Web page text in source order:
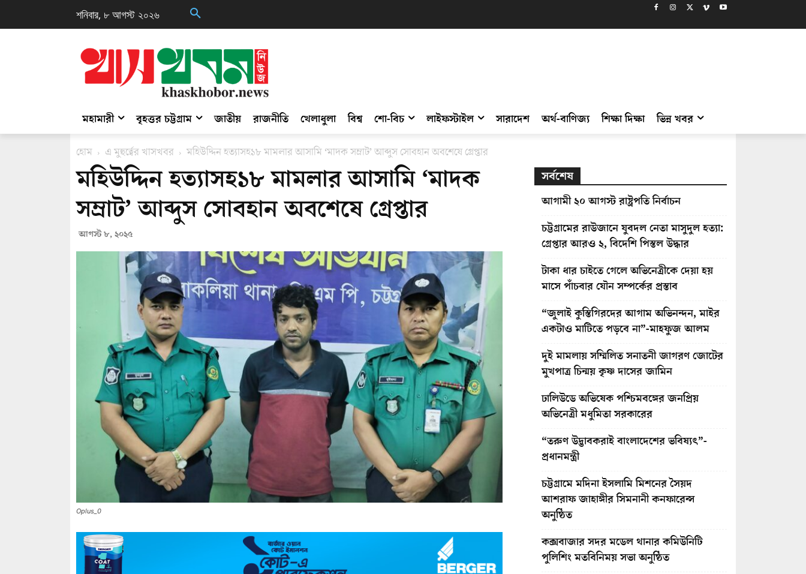
শনিবার, ৮ আগস্ট ২০২৬
মহামারী বৃহত্তর চট্টগ্রাম জাতীয় রাজনীতি খেলাধুলা বিশ্ব শো-বিচ লাইফস্টাইল সারাদেশ অর্থ-বাণিজ্য শিক্ষা দিক্ষা ভিন্ন খবর
হোম এ মুহুর্ত্বের খাসখবর মহিউদ্দিন হত্যাসহ১৮ মামলার আসামি ‘মাদক সম্রাট’ আব্দুস সোবহান অবশেষে গ্রেপ্তার
মহিউদ্দিন হত্যাসহ১৮ মামলার আসামি ‘মাদক
সম্রাট’ আব্দুস সোবহান অবশেষে গ্রেপ্তার
আগস্ট ৮, ২০২৫
Oplus_0
সর্বশেষ
আগামী ২০ আগস্ট রাষ্ট্রপতি নির্বাচন
চট্টগ্রামের রাউজানে যুবদল নেতা মাসুদুল হত্যা:
গ্রেপ্তার আরও ২, বিদেশি পিস্তল উদ্ধার
টাকা ধার চাইতে গেলে অভিনেত্রীকে দেয়া হয়
মাসে পাঁচবার যৌন সম্পর্কের প্রস্তাব
“জুলাই কুস্তিগিরদের আগাম অভিনন্দন, মাইর
একটাও মাটিতে পড়বে না”-মাহফুজ আলম
দুই মামলায় সম্মিলিত সনাতনী জাগরণ জোটের
মুখপাত্র চিন্ময় কৃষ্ণ দাসের জামিন
ঢালিউডে অভিষেক পশ্চিমবঙ্গের জনপ্রিয়
অভিনেত্রী মধুমিতা সরকারের
“তরুণ উদ্ভাবকরাই বাংলাদেশের ভবিষ্যৎ”-
প্রধানমন্ত্রী
চট্টগ্রামে মদিনা ইসলামি মিশনের সৈয়দ
আশরাফ জাহাঙ্গীর সিমনানী কনফারেন্স
অনুষ্ঠিত
কক্সবাজার সদর মডেল থানার কমিউনিটি
পুলিশিং মতবিনিময় সভা অনুষ্ঠিত